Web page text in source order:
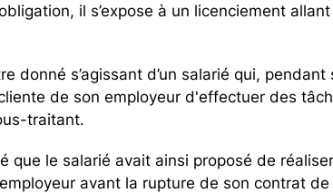
il s’expose à un licenciement allant
donné s’agissant d’un salarié qui,
de son employeur d'effectuer des
traitant.
que le salarié avait ainsi proposé de
avant la rupture de son contrat